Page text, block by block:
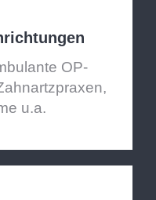
OP-
u.a.